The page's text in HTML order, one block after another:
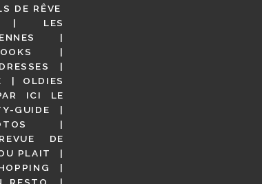
DE RÊVE
LES
OLDIES
ICI LE
GUIDE
REVUE DE
PLAIT
RESTO